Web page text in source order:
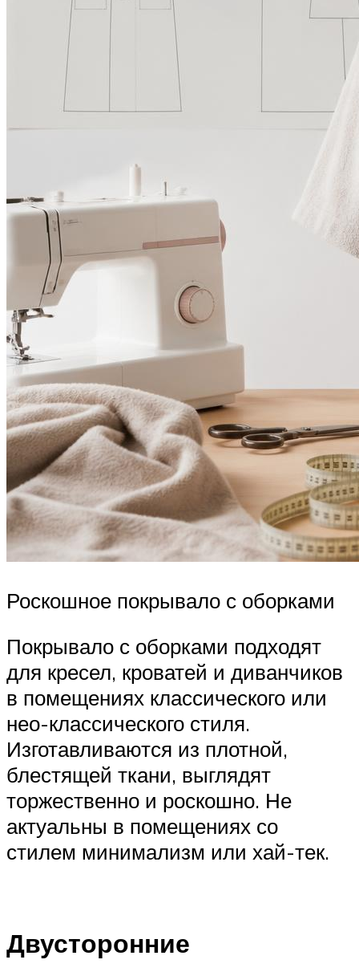
Роскошное покрывало с оборками
Покрывало с оборками подходят
для кресел, кроватей и диванчиков
в помещениях классического или
нео-классического стиля.
Изготавливаются из плотной,
блестящей ткани, выглядят
торжественно и роскошно. Не
актуальны в помещениях со
стилем минимализм или хай-тек.
Двусторонние